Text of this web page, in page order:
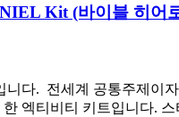
Kit (바이블 히어
니다. 전세계 공통주제이
엑티비티 키트입니다.